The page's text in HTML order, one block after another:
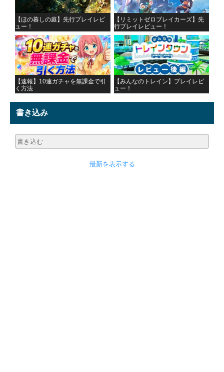
【ほの暮しの庭】先行プレイレビ
ュー！
【リミットゼロブレイカーズ】先
行プレイレビュー！
【速報】10連ガチャを無課金で引
く方法
【みんなのトレイン】プレイレビ
ュー！
書き込み
最新を表示する